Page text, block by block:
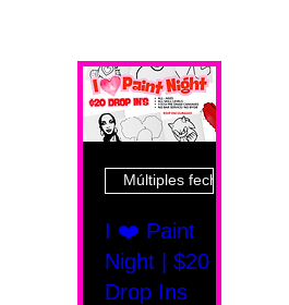
Múltiples fechas
I ❤️ Paint
Night | $20
Drop Ins